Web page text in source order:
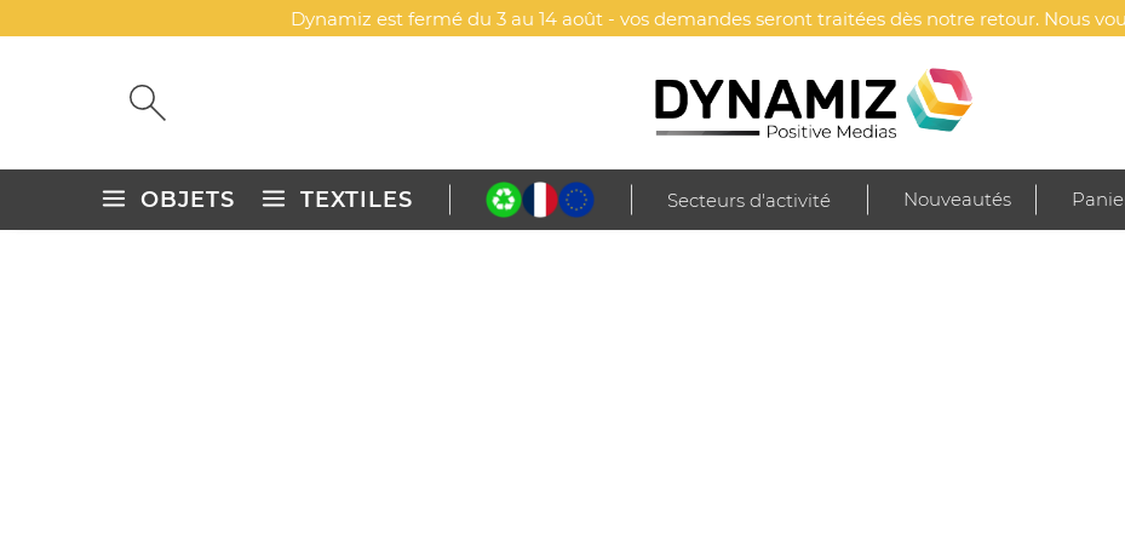
Dynamiz est fermé du 3 au 14 août - vos demandes seront traitées dès notre retour. Nous
Secteurs d'activité
OBJETS TEXTILES Nouveautés
Be créative
Gammes spéciales fournisseurs
Sélections
Accueil